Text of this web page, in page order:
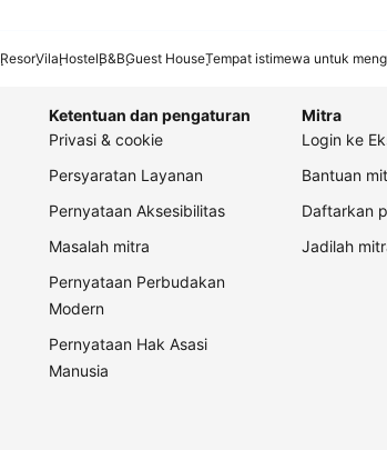
ResorVilaHostelB&BGuest HouseTempat istimewa untuk
Ketentuan dan pengaturan
Privasi & cookie
Persyaratan Layanan
Pernyataan Aksesibilitas
Masalah mitra
Pernyataan Perbudakan
Modern
Pernyataan Hak Asasi
Manusia
Mitra
Login ke
Bantuan
Daftarkan
Jadilah